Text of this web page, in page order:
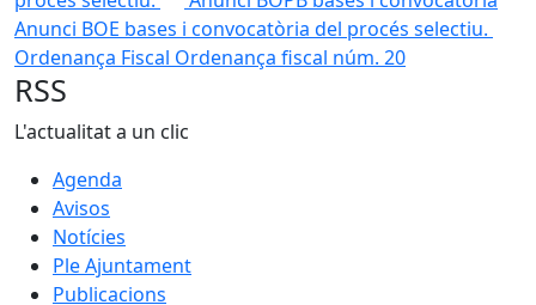
Anunci BOE bases i convocatòria del procés selectiu.
Ordenança Fiscal Ordenança fiscal núm. 20
RSS
L'actualitat a un clic
Agenda
Avisos
Notícies
Ple Ajuntament
Publicacions